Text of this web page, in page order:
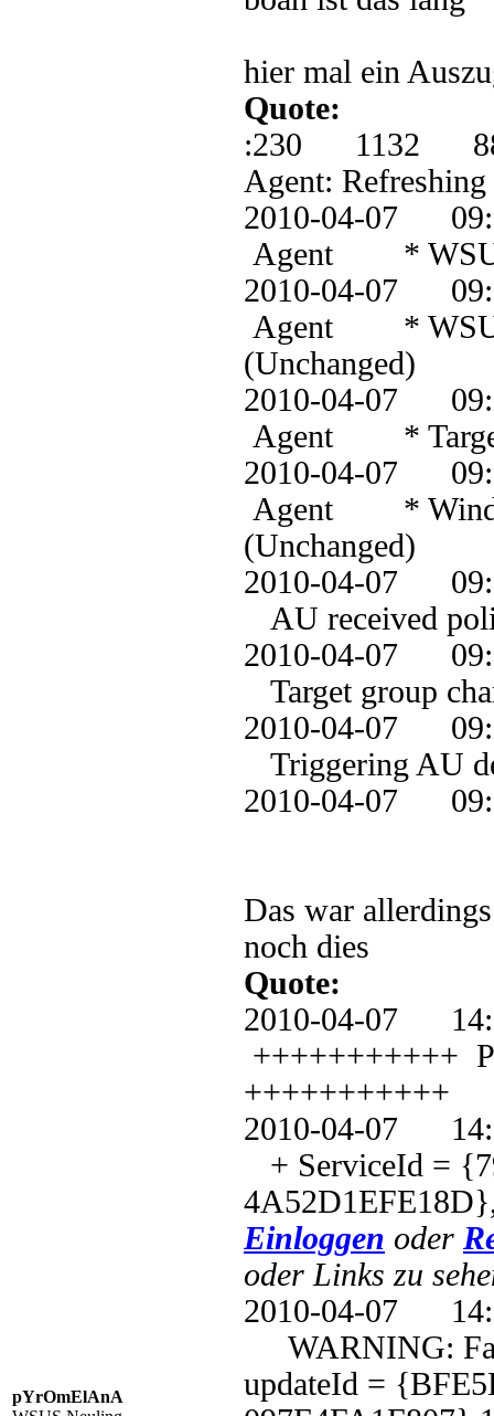
pYrOmElAnA
hier mal ein
Quote:
:230 1132
Agent:
2010-04-07
Agent * WSUS
2010-04-07
Agent * WSUS
(Unchanged)
2010-04-07
Agent * Target
2010-04-07
Agent *
(Unchanged)
2010-04-07
AU received
2010-04-07
Target group
2010-04-07
Triggering AU
2010-04-07
Das war
noch dies
Quote:
2010-04-07
+++++++++++
+++++++++++
2010-04-07
+ ServiceId =
Einloggen oder
oder Links zu
2010-04-07
WARNING:
updateId =